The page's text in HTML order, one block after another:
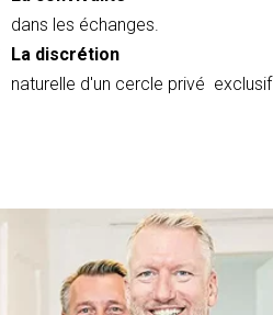
dans les échanges.
La discrétion
naturelle d'un cercle privé exclusif